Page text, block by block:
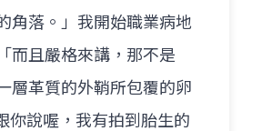
角落。」我開始職業病地
而且嚴格來講，那不是
層革質的外鞘所包覆的卵
你說喔，我有拍到胎生的